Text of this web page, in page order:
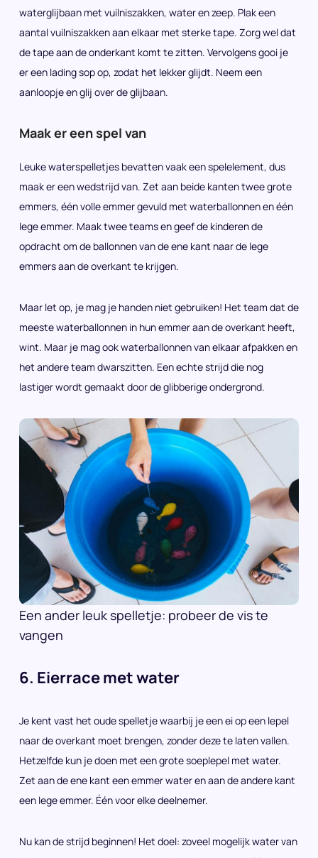
waterglijbaan met vuilniszakken, water en zeep. Plak een
aantal vuilniszakken aan elkaar met sterke tape. Zorg wel dat
de tape aan de onderkant komt te zitten. Vervolgens gooi je
er een lading sop op, zodat het lekker glijdt. Neem een
aanloopje en glij over de glijbaan.
Maak er een spel van
Leuke waterspelletjes bevatten vaak een spelelement, dus
maak er een wedstrijd van. Zet aan beide kanten twee grote
emmers, één volle emmer gevuld met waterballonnen en één
lege emmer. Maak twee teams en geef de kinderen de
opdracht om de ballonnen van de ene kant naar de lege
emmers aan de overkant te krijgen.
Maar let op, je mag je handen niet gebruiken! Het team dat de
meeste waterballonnen in hun emmer aan de overkant heeft,
wint. Maar je mag ook waterballonnen van elkaar afpakken en
het andere team dwarszitten. Een echte strijd die nog
lastiger wordt gemaakt door de glibberige ondergrond.
Een ander leuk spelletje: probeer de vis te
vangen
6. Eierrace met water
Je kent vast het oude spelletje waarbij je een ei op een lepel
naar de overkant moet brengen, zonder deze te laten vallen.
Hetzelfde kun je doen met een grote soeplepel met water.
Zet aan de ene kant een emmer water en aan de andere kant
een lege emmer. Één voor elke deelnemer.
Nu kan de strijd beginnen! Het doel: zoveel mogelijk water van